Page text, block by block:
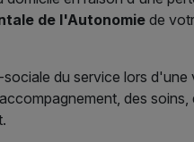
de l'Autonomiede
du service lors
des